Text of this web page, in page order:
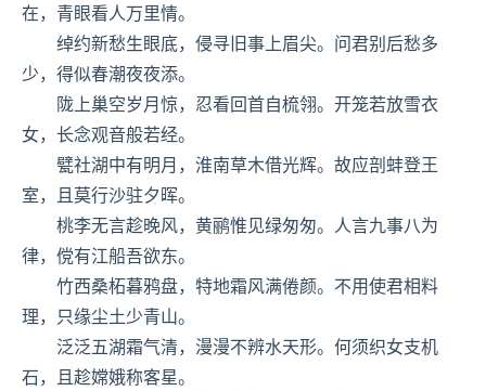
在，青眼看人万里情。
绰约新愁生眼底，侵寻旧事上眉尖。问君别后愁多
少，得似春潮夜夜添。
陇上巢空岁月惊，忍看回首自梳翎。开笼若放雪衣
女，长念观音般若经。
甓社湖中有明月，淮南草木借光辉。故应剖蚌登王
室，且莫行沙驻夕晖。
桃李无言趁晚风， 黄鹂惟见绿匆匆。人言九事八为
律，傥有江船吾欲东。
竹西桑柘暮鸦盘，特地霜风满倦颜。不用使君相料
理，只缘尘土少青山。
泛泛五湖霜气清，漫漫不辨水天形。何须织女支机
石，且趁嫦娥称客星。